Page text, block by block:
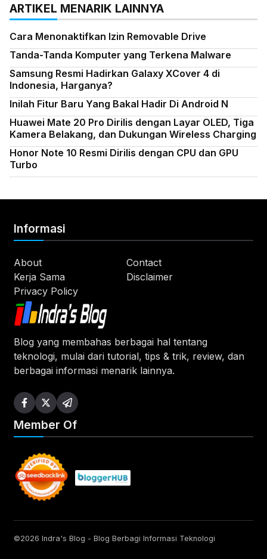
ARTIKEL MENARIK LAINNYA
Cara Menonaktifkan Izin Removable Drive
Tanda-Tanda Komputer yang Terkena Malware
Samsung Resmi Hadirkan Galaxy XCover 4 di
Indonesia, Harganya?
Inilah Fitur Baru Yang Bakal Hadir Di Android N
Huawei Mate 20 Pro Dirilis dengan Layar OLED, Tiga
Kamera Belakang, dan Dukungan Wireless Charging
Honor Note 10 Resmi Dirilis dengan CPU dan GPU
Turbo
Blog yang membahas berbagai hal tentang
teknologi, mulai dari tutorial, tips & trik, review, dan
berbagai informasi menarik lainnya.
Informasi
About
Contact
Kerja Sama
Disclaimer
Privacy Policy
Member Of
©2026 Indra's Blog - Blog Berbagi Informasi Teknologi